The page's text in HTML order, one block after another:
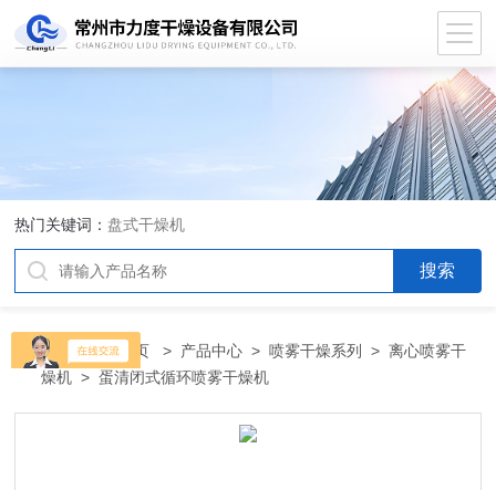
热门关键词： 盘式干燥机
当前位置：首页 > 产品中心 >喷雾干燥系列 >离心喷雾干
燥机 > 蛋清闭式循环喷雾干燥机